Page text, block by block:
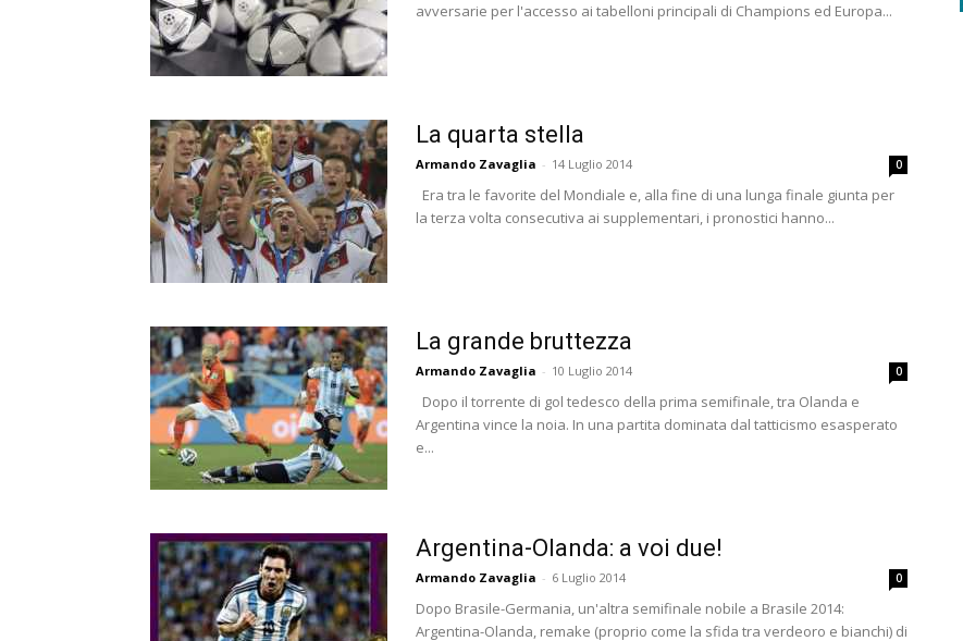
avversarie per l'accesso ai tabelloni principali di Champions ed Europa...
La quarta stella
Armando Zavaglia - 14 Luglio 2014 0
Era tra le favorite del Mondiale e, alla fine di una lunga finale giunta per
la terza volta consecutiva ai supplementari, i pronostici hanno...
La grande bruttezza
Armando Zavaglia - 10 Luglio 2014 0
Dopo il torrente di gol tedesco della prima semifinale, tra Olanda e
Argentina vince la noia. In una partita dominata dal tatticismo esasperato
e...
Argentina-Olanda: a voi due!
Armando Zavaglia - 6 Luglio 2014 0
Dopo Brasile-Germania, un'altra semifinale nobile a Brasile 2014:
Argentina-Olanda, remake (proprio come la sfida tra verdeoro e bianchi) di